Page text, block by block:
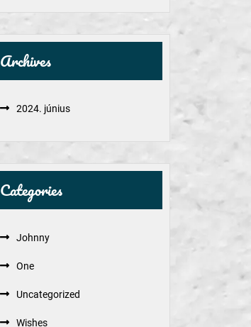
Archives
2024. június
Categories
Johnny
One
Uncategorized
Wishes